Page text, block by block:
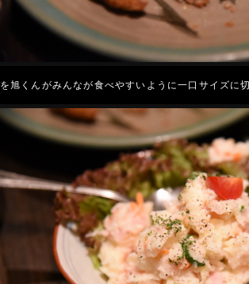
旭くんがみんなが食べやすいように一口サイズに